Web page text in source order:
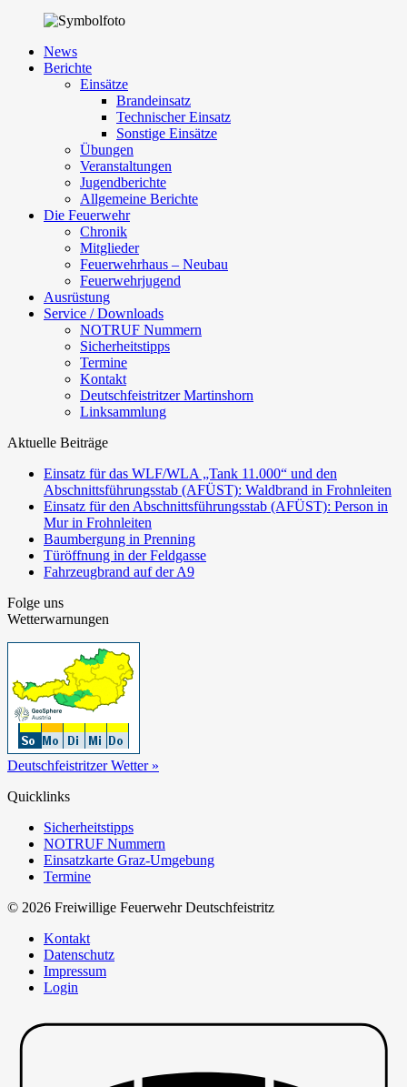
News
Berichte
Einsätze
Brandeinsatz
Technischer Einsatz
Sonstige Einsätze
Übungen
Veranstaltungen
Jugendberichte
Allgemeine Berichte
Die Feuerwehr
Chronik
Mitglieder
Feuerwehrhaus – Neubau
Feuerwehrjugend
Ausrüstung
Service / Downloads
NOTRUF Nummern
Sicherheitstipps
Termine
Kontakt
Deutschfeistritzer Martinshorn
Linksammlung
Aktuelle Beiträge
Einsatz für das WLF/WLA „Tank 11.000“ und den
Abschnittsführungsstab (AFÜST): Waldbrand in Frohnleiten
Einsatz für den Abschnittsführungsstab (AFÜST): Person in
Mur in Frohnleiten
Baumbergung in Prenning
Türöffnung in der Feldgasse
Fahrzeugbrand auf der A9
Folge uns
Wetterwarnungen
Deutschfeistritzer Wetter »
Quicklinks
Sicherheitstipps
NOTRUF Nummern
Einsatzkarte Graz-Umgebung
Termine
© 2026 Freiwillige Feuerwehr Deutschfeistritz
Kontakt
Datenschutz
Impressum
Login